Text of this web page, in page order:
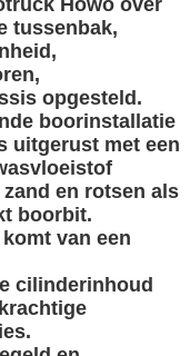
tussenbak,
opgesteld.
boorinstallatie
uitgerust met een
en rotsen als
boorbit.
van een
cilinderinhoud